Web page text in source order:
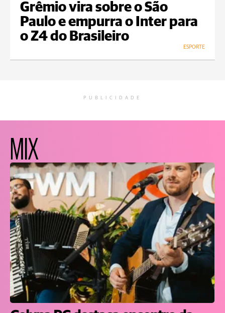
Grêmio vira sobre o São
Paulo e empurra o Inter para
o Z4 do Brasileiro
ESPORTE
PUBLICIDADE
MIX